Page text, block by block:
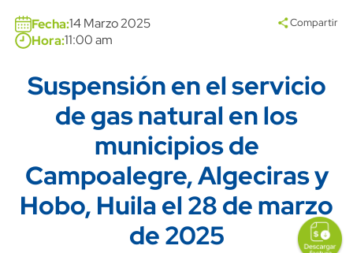
Fecha:14 Marzo 2025
Hora:11:00 am
Compartir
Title
Suspensión en el servicio
de gas natural en los
municipios de
Campoalegre, Algeciras y
Hobo, Huila el 28 de marzo
de 2025
icon
Imagen
link